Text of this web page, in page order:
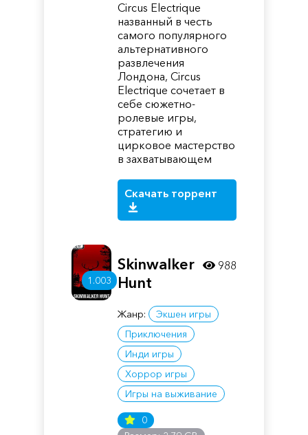
Circus Electrique
названный в честь
самого популярного
альтернативного
развлечения
Лондона, Circus
Electrique сочетает в
себе сюжетно-
ролевые игры,
стратегию и
цирковое мастерство
в захватывающем
Скачать торрент
1.003
Skinwalker
Hunt
Жанр:
Экшен игры
Приключения
Инди игры
Хоррор игры
Игры на выживание
0
988